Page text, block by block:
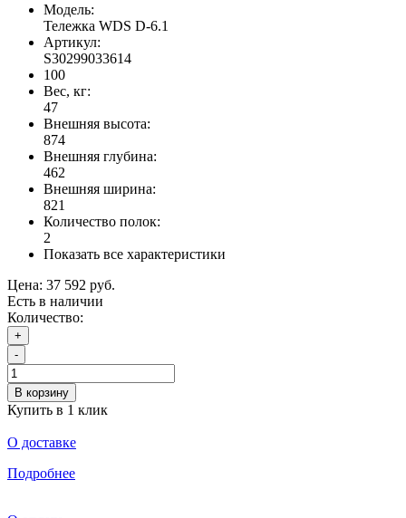
Модель:
Тележка WDS D-6.1
Артикул:
S30299033614
100
Вес, кг:
47
Внешняя высота:
874
Внешняя глубина:
462
Внешняя ширина:
821
Количество полок:
2
Показать все характеристики
Цена: 37 592 руб.
Есть в наличии
Количество:
+
-
В корзину
Купить в 1 клик
О доставке
Подробнее